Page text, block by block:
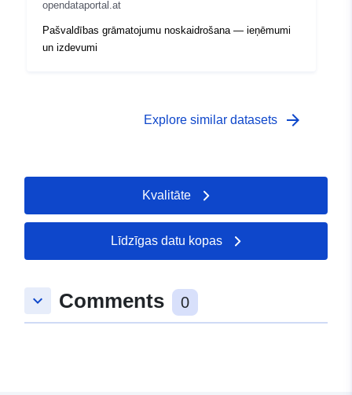
opendataportal.at
Pašvaldības grāmatojumu noskaidrošana — ieņēmumi
un izdevumi
Explore similar datasets arrow_forward
Kvalitāte
Līdzīgas datu kopas
keyboard_arrow_down Comments 0